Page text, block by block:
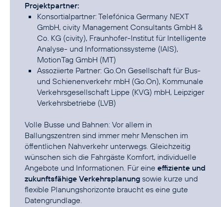
Projektpartner:
Konsortialpartner: Telefónica Germany NEXT
GmbH, civity Management Consultants GmbH &
Co. KG (civity), Fraunhofer-Institut für Intelligente
Analyse- und Informationssysteme (IAIS),
MotionTag GmbH (MT)
Assoziierte Partner: Go.On Gesellschaft für Bus-
und Schienenverkehr mbH (Go.On), Kommunale
Verkehrsgesellschaft Lippe (KVG) mbH, Leipziger
Verkehrsbetriebe (LVB)
Volle Busse und Bahnen: Vor allem in
Ballungszentren sind immer mehr Menschen im
öffentlichen Nahverkehr unterwegs. Gleichzeitig
wünschen sich die Fahrgäste Komfort, individuelle
Angebote und Informationen. Für eine effiziente und
zukunftsfähige Verkehrsplanung sowie kurze und
flexible Planungshorizonte braucht es eine gute
Datengrundlage.